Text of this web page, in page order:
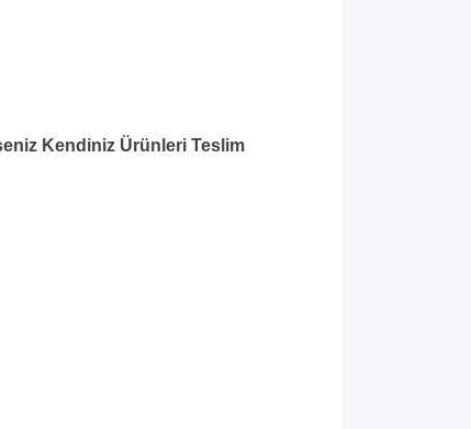
Kendiniz Ürünleri Teslim